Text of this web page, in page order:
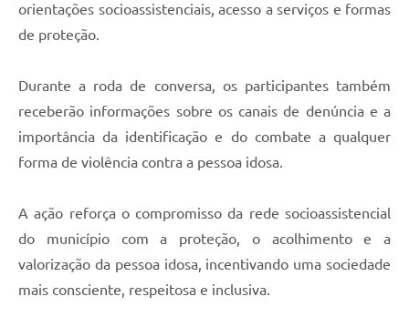
Telefones Úteis
SIC
orientações socioassistenciais, acesso a serviços e formas
de proteção.
Durante a roda de conversa, os participantes também
receberão informações sobre os canais de denúncia e a
importância da identificação e do combate a qualquer
forma de violência contra a pessoa idosa.
A ação reforça o compromisso da rede socioassistencial
do município com a proteção, o acolhimento e a
valorização da pessoa idosa, incentivando uma sociedade
mais consciente, respeitosa e inclusiva.